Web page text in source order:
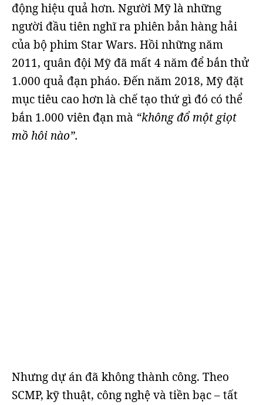
động hiệu quả hơn. Người Mỹ là những
người đầu tiên nghĩ ra phiên bản hàng hải
của bộ phim Star Wars. Hồi những năm
2011, quân đội Mỹ đã mất 4 năm để bắn thử
1.000 quả đạn pháo. Đến năm 2018, Mỹ đặt
mục tiêu cao hơn là chế tạo thứ gì đó có thể
bắn 1.000 viên đạn mà “không đổ một giọt
mồ hôi nào”.
Nhưng dự án đã không thành công. Theo
SCMP, kỹ thuật, công nghệ và tiền bạc – tất